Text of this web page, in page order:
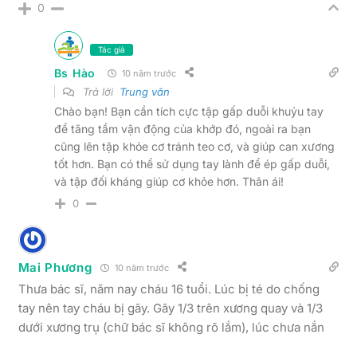
0
Tác giả
Bs Hào 10 năm trước
Trả lời Trung văn
Chào bạn! Bạn cần tích cực tập gấp duỗi khuỷu tay
để tăng tầm vận động của khớp đó, ngoài ra bạn
cũng lên tập khỏe cơ tránh teo cơ, và giúp can xương
tốt hơn. Bạn có thể sử dụng tay lành để ép gấp duỗi,
và tập đối kháng giúp cơ khỏe hơn. Thân ái!
0
Mai Phương 10 năm trước
Thưa bác sĩ, năm nay cháu 16 tuổi. Lúc bị té do chống
tay nên tay cháu bị gãy. Gãy 1/3 trên xương quay và 1/3
dưới xương trụ (chữ bác sĩ không rõ lắm), lúc chưa nắn